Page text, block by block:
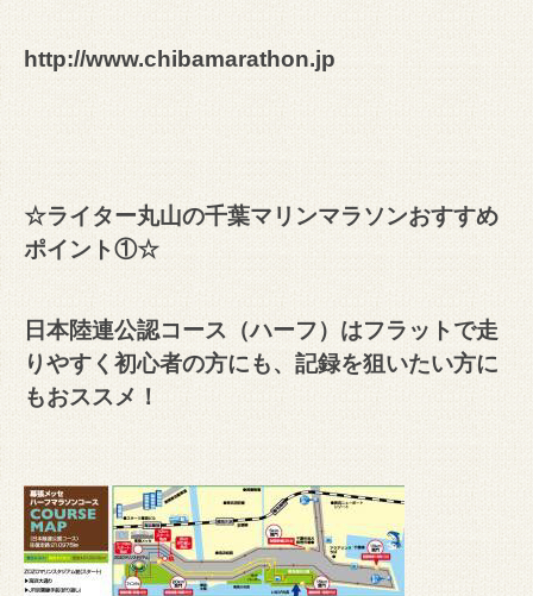
http://www.chibamarathon.jp
☆ライター丸山の千葉マリンマラソンおすすめ
ポイント①☆
日本陸連公認コース（ハーフ）はフラットで走
りやすく初心者の方にも、記録を狙いたい方に
もおススメ！